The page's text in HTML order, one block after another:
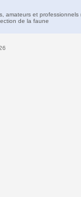
amateurs et professionnels
de la faune